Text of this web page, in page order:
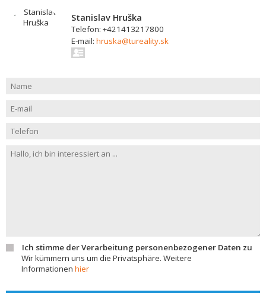
Stanislav Hruška
Telefon: +421413217800
E-mail: hruska@tureality.sk
Ich stimme der Verarbeitung personenbezogener Daten zu
Wir kümmern uns um die Privatsphäre. Weitere
Informationen hier